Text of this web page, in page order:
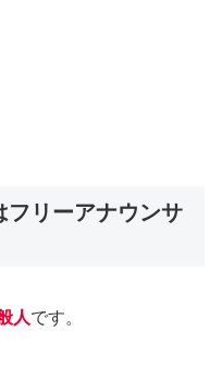
フリーアナウンサ
人です。